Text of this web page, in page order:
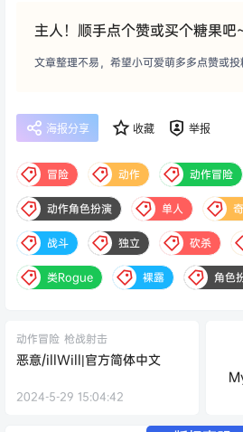
主人！顺手点个赞或买个糖果吧
文章整理不易，希望小可爱萌多多点赞或
海报分享 收藏 举报
冒险 动作 动作冒险
动作角色扮演 单人
战斗 独立 砍杀
类Rogue 裸露 角色
动作冒险 枪战射击
恶意/illWill|官方简体中文
2024-5-29 15:04:42